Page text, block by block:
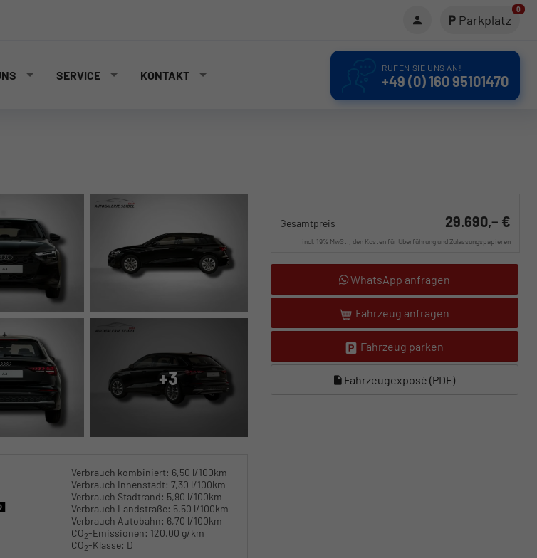
Parkplatz
0
SERVICE KONTAKT
RUFEN SIE UNS AN!
+49 (0) 160 95101470
Gesamtpreis 29.690,– €
incl. 19% MwSt., den Kosten für Überführung und Zulassungspapieren
WhatsApp anfragen
Fahrzeug anfragen
Fahrzeug parken
Fahrzeugexposé (PDF)
+3
Verbrauch kombiniert: 6,50 l/100km
Verbrauch Innenstadt: 7,30 l/100km
Verbrauch Stadtrand: 5,90 l/100km
Verbrauch Landstraße: 5,50 l/100km
Verbrauch Autobahn: 6,70 l/100km
CO2-Emissionen: 120,00 g/km
CO2-Klasse: D